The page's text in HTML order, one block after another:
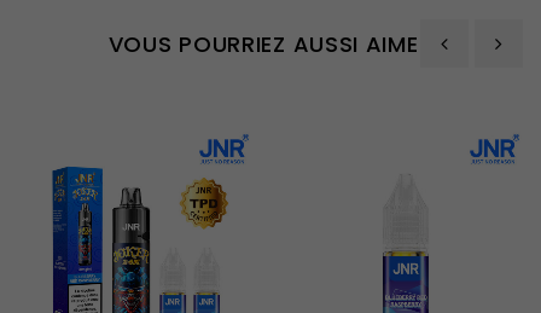
VOUS POURRIEZ AUSSI AIMER